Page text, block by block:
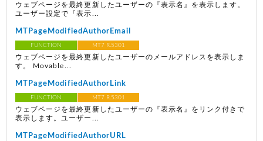
ウェブページを最終更新したユーザーの『表示名』を表示します。
ユーザー設定で『表示...
MTPageModifiedAuthorEmail
FUNCTION MT7 R.5301
ウェブページを最終更新したユーザーのメールアドレスを表示しま
す。 Movable...
MTPageModifiedAuthorLink
FUNCTION MT7 R.5301
ウェブページを最終更新したユーザーの『表示名』をリンク付きで
表示します。ユーザー...
MTPageModifiedAuthorURL